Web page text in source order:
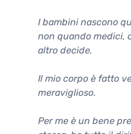
I bambini nascono
non quando medici,
altro decide.
Il mio corpo è fatto
meraviglioso.
Per me è un bene